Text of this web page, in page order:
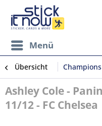
Menü
Übersicht
Ashley Cole -
11/12 - FC Chelsea